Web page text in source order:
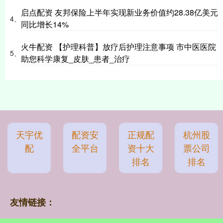
4、
启点配资 友邦保险上半年实现新业务价值约28.38亿美元
同比增长14%
5、
火牛配资 【护理科普】放疗后护理注意事项 市中医医院
助您科学康复_皮肤_患者_治疗
天宇优
配
配资安
全平台
正规配
资十大
排名
杭州股
票公司
排名
友情链接：